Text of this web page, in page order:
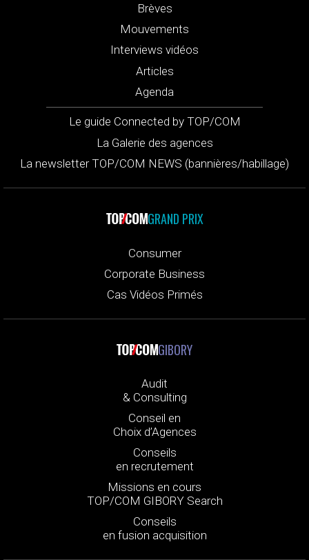
Brèves
Mouvements
Interviews vidéos
Articles
Agenda
Le guide Connected by TOP/COM
La Galerie des agences
La newsletter TOP/COM NEWS (bannières/habillage)
GRAND PRIX
Consumer
Corporate Business
Cas Vidéos Primés
GIBORY
Audit
& Consulting
Conseil en
Choix d’Agences
Conseils
en recrutement
Missions en cours
TOP/COM GIBORY Search
Conseils
en fusion acquisition